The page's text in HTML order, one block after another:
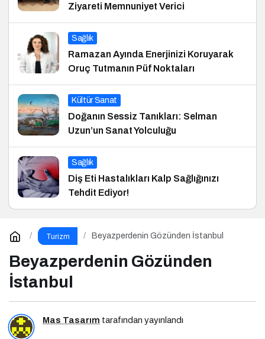
Ziyareti Memnuniyet Verici
Sağlık
Ramazan Ayında Enerjinizi Koruyarak
Oruç Tutmanın Püf Noktaları
Kültür Sanat
Doğanın Sessiz Tanıkları: Selman
Uzun’un Sanat Yolculuğu
Sağlık
Diş Eti Hastalıkları Kalp Sağlığınızı
Tehdit Ediyor!
Turizm Beyazperdenin Gözünden İstanbul
Beyazperdenin Gözünden
İstanbul
Mas Tasarım tarafından yayınlandı